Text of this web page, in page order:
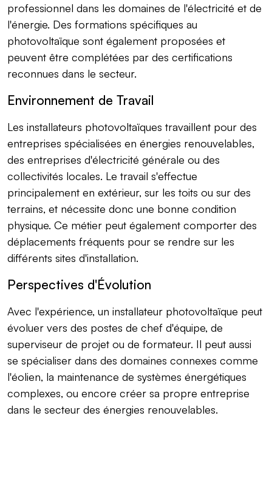
professionnel dans les domaines de l'électricité et de
l'énergie. Des formations spécifiques au
photovoltaïque sont également proposées et
peuvent être complétées par des certifications
reconnues dans le secteur.
Environnement de Travail
Les installateurs photovoltaïques travaillent pour des
entreprises spécialisées en énergies renouvelables,
des entreprises d'électricité générale ou des
collectivités locales. Le travail s'effectue
principalement en extérieur, sur les toits ou sur des
terrains, et nécessite donc une bonne condition
physique. Ce métier peut également comporter des
déplacements fréquents pour se rendre sur les
différents sites d'installation.
Perspectives d'Évolution
Avec l'expérience, un installateur photovoltaïque peut
évoluer vers des postes de chef d'équipe, de
superviseur de projet ou de formateur. Il peut aussi
se spécialiser dans des domaines connexes comme
l'éolien, la maintenance de systèmes énergétiques
complexes, ou encore créer sa propre entreprise
dans le secteur des énergies renouvelables.